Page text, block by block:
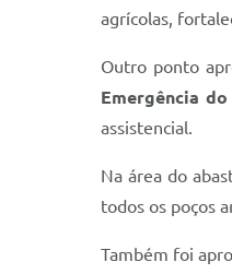
agrícolas,
Outro ponto
Emergência
assistencial.
Na área do
todos os poços
Também foi